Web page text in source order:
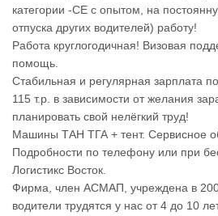
категории -СЕ с опытом, на
отпуска других водителей) работу!
Работа круглогодичная! Визовая
помощь.
Стабильная и регулярная зарплата
115 т.р. в зависимости от желания
планировать свой нелёгкий труд!
Машины ТАН ТГА + тент. Сервисное
Подробности по телефону или при
Логистикс Восток.
Фирма, член АСМАП, учреждена в
водители трудятся у нас от 4 до 10